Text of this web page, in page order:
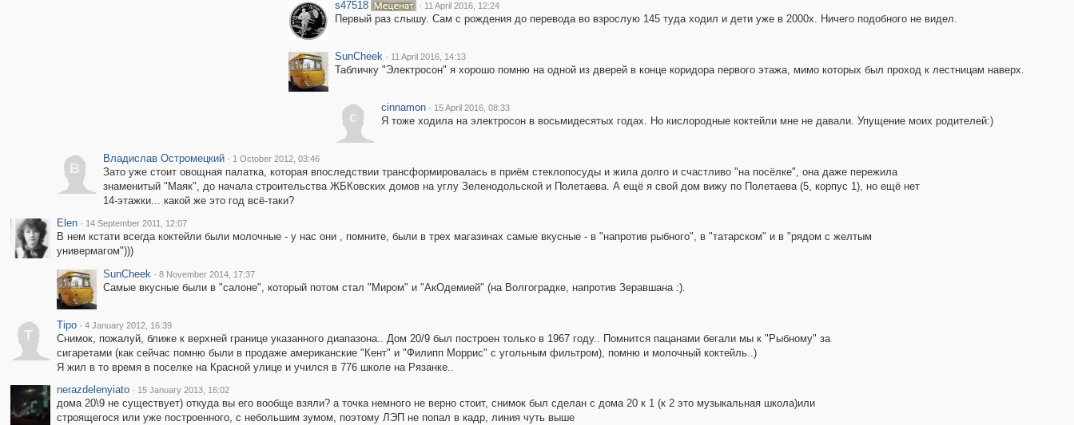
s47518
· 11 April 2016, 12:24
Первый раз слышу. Сам с рождения до перевода во взрослую 145 туда ходил и дети уже в 2000х. Ничего подобного не видел.
SunCheek · 11 April 2016, 14:13
Табличку "Электросон" я хорошо помню на одной из дверей в конце коридора первого этажа, мимо которых был проход к лестницам наверх.
c
cinnamon · 15 April 2016, 08:33
Я тоже ходила на электросон в восьмидесятых годах. Но кислородные коктейли мне не давали. Упущение моих родителей:)
В
Владислав Остромецкий · 1 October 2012, 03:46
Зато уже стоит овощная палатка, которая впоследствии трансформировалась в приём стеклопосуды и жила долго и счастливо "на посёлке", она даже пережила
знаменитый "Маяк", до начала строительства ЖБКовских домов на углу Зеленодольской и Полетаева. А ещё я свой дом вижу по Полетаева (5, корпус 1), но ещё нет
14-этажки... какой же это год всё-таки?
Elen · 14 September 2011, 12:07
В нем кстати всегда коктейли были молочные - у нас они , помните, были в трех магазинах самые вкусные - в "напротив рыбного", в "татарском" и в "рядом с желтым
универмагом")))
SunCheek · 8 November 2014, 17:37
Самые вкусные были в "салоне", который потом стал "Миром" и "АкОдемией" (на Волгоградке, напротив Зеравшана :).
T
Tipo · 4 January 2012, 16:39
Снимок, пожалуй, ближе к верхней границе указанного диапазона.. Дом 20/9 был построен только в 1967 году.. Помнится пацанами бегали мы к "Рыбному" за
сигаретами (как сейчас помню были в продаже американские "Кент" и "Филипп Моррис" с угольным фильтром), помню и молочный коктейль..)
Я жил в то время в поселке на Красной улице и учился в 776 школе на Рязанке..
nerazdelenyiato · 15 January 2013, 16:02
дома 20\9 не существует) откуда вы его вообще взяли? а точка немного не верно стоит, снимок был сделан с дома 20 к 1 (к 2 это музыкальная школа)или
строящегося или уже построенного, с небольшим зумом, поэтому ЛЭП не попал в кадр, линия чуть выше